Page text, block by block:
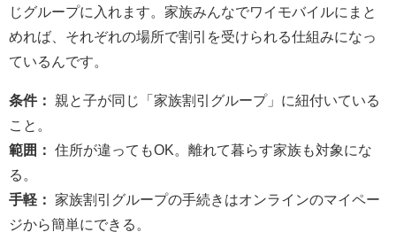
じグループに入れます。家族みんなでワイモバイルにまと
めれば、それぞれの場所で割引を受けられる仕組みになっ
ているんです。
条件：
親と子が同じ「家族割引グループ」に紐付いている
こと。
範囲：
住所が違ってもOK。離れて暮らす家族も対象にな
る。
手軽：
家族割引グループの手続きはオンラインのマイペー
ジから簡単にできる。